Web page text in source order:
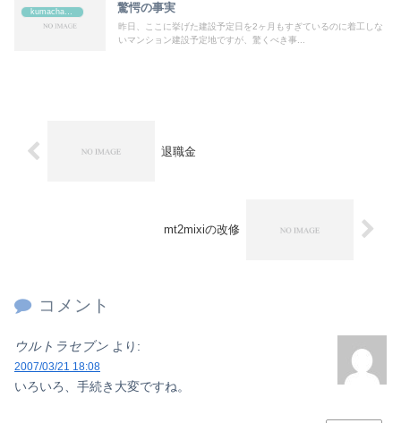
kumachan's 驚愕の事実
昨日、ここに挙げた建設予定日を2ヶ月もすぎているのに着工しな
いマンション建設予定地ですが、驚くべき事...
退職金
mt2mixiの改修
コメント
ウルトラセブン より:
2007/03/21 18:08
いろいろ、手続き大変ですね。